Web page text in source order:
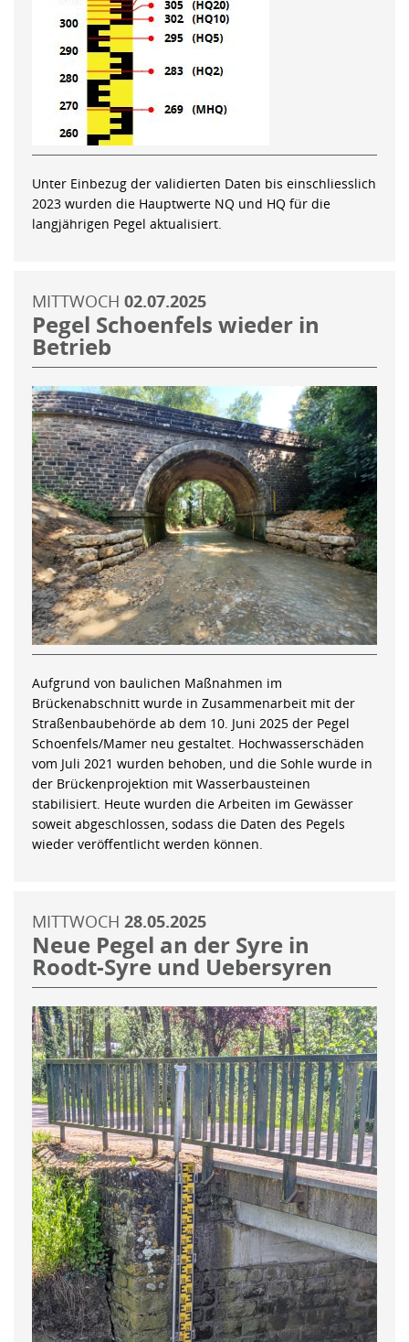
Unter Einbezug der validierten Daten bis einschliesslich
2023 wurden die Hauptwerte NQ und HQ für die
langjährigen Pegel aktualisiert.
MITTWOCH 02.07.2025
Pegel Schoenfels wieder in
Betrieb
Aufgrund von baulichen Maßnahmen im
Brückenabschnitt wurde in Zusammenarbeit mit der
Straßenbaubehörde ab dem 10. Juni 2025 der Pegel
Schoenfels/Mamer neu gestaltet. Hochwasserschäden
vom Juli 2021 wurden behoben, und die Sohle wurde in
der Brückenprojektion mit Wasserbausteinen
stabilisiert. Heute wurden die Arbeiten im Gewässer
soweit abgeschlossen, sodass die Daten des Pegels
wieder veröffentlicht werden können.
MITTWOCH 28.05.2025
Neue Pegel an der Syre in
Roodt-Syre und Uebersyren